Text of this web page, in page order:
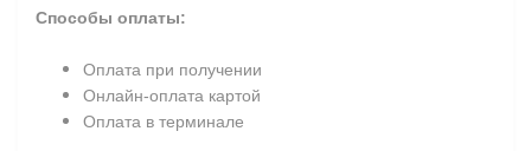
Способы оплаты:
Оплата при получении
Онлайн-оплата картой
Оплата в терминале